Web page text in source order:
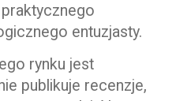
entuzjasty.
rynku jest
publikuje recenzje,